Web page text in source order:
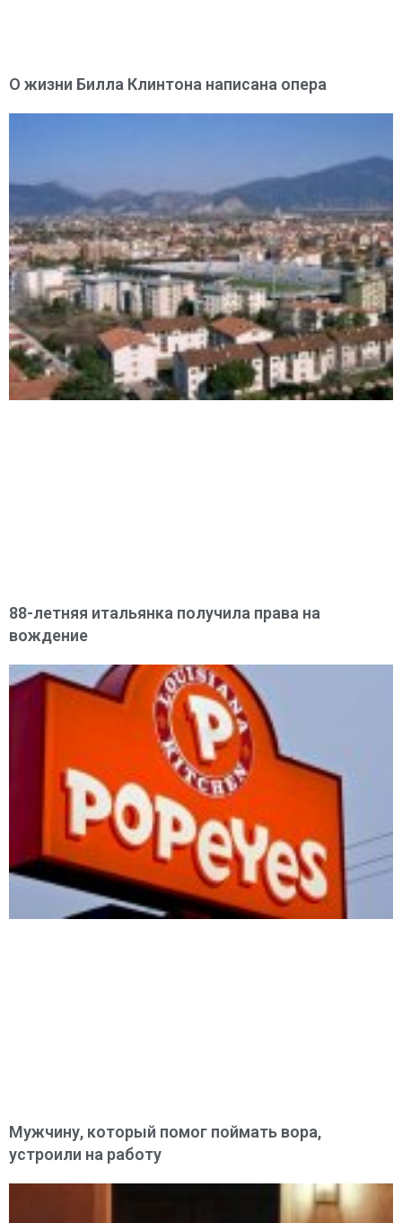
О жизни Билла Клинтона написана опера
88-летняя итальянка получила права на
вождение
Мужчину, который помог поймать вора,
устроили на работу